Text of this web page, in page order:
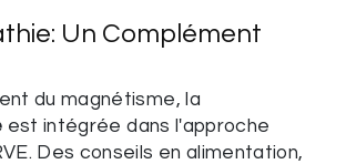
Un Complément
du magnétisme, la
est intégrée dans l'approche
Des conseils en alimentation,